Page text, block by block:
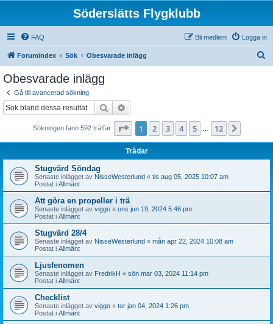
Söderslätts Flygklubb
FAQ Logga in
Bli medlem
Forumindex Sök Obesvarade inlägg
Obesvarade inlägg
Gå till avancerad sökning
Sök
Sökningen fann 592 träffar Sida av 12
1 2 3 4 5 12
Trådar
Stugvärd Söndag
Senaste inlägget av NisseWesterlund « tis aug 05, 2025 10:07 am
Postat i Allmänt
Att göra en propeller i trä
Senaste inlägget av viggo « ons jun 19, 2024 5:46 pm
Postat i Allmänt
Stugvärd 28/4
Senaste inlägget av NisseWesterlund « mån apr 22, 2024 10:08 am
Postat i Allmänt
Ljusfenomen
Senaste inlägget av FredrikH « sön mar 03, 2024 11:14 pm
Postat i Allmänt
Checklist
Senaste inlägget av viggo « tor jan 04, 2024 1:26 pm
Postat i Allmänt